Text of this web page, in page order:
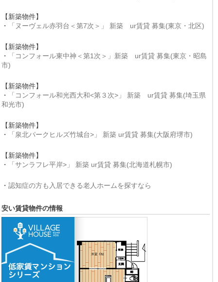
【新築物件】
・
「ヌーヴェル赤羽台＜第7次＞」 新築 ur賃貸 募集(東京・北区)
【新築物件】
・
「コンフォール東中神＜第1次＞」新築 ur賃貸 募集(東京・昭島
市)
【新築物件】
・
「コンフォール和光西大和<第３次>」 新築 ur賃貸 募集(埼玉県
和光市)
【新築物件】
・
「泉北パークヒルズ竹城台>」 新築 ur賃貸 募集(大阪府堺市)
【新築物件】
・
「サンラフレ平岸>」 新築 ur賃貸 募集(北海道札幌市)
・ 認知症の方も入居できる老人ホームを探すなら
安い賃貸物件の情報